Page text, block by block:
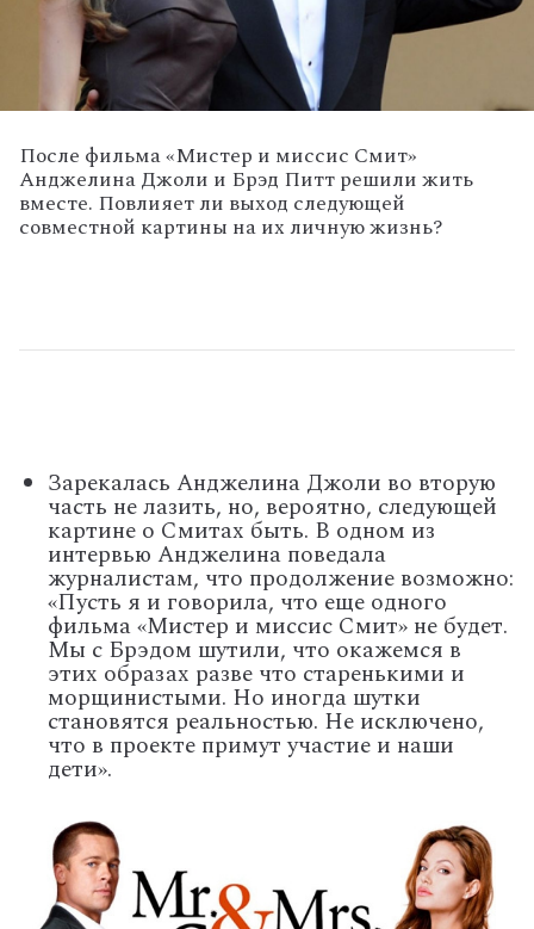
После фильма «Мистер и миссис Смит»
Анджелина Джоли и Брэд Питт решили жить
вместе. Повлияет ли выход следующей
совместной картины на их личную жизнь?
Зарекалась Анджелина Джоли во вторую
часть не лазить, но, вероятно, следующей
картине о Смитах быть. В одном из
интервью Анджелина поведала
журналистам, что продолжение возможно:
«Пусть я и говорила, что еще одного
фильма «Мистер и миссис Смит» не будет.
Мы с Брэдом шутили, что окажемся в
этих образах разве что старенькими и
морщинистыми. Но иногда шутки
становятся реальностью. Не исключено,
что в проекте примут участие и наши
дети».